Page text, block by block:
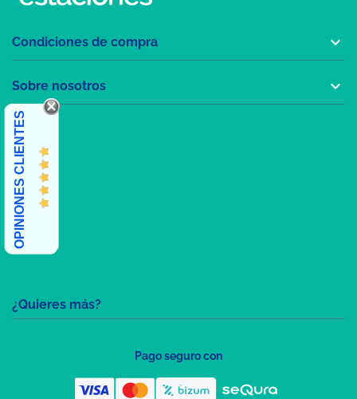
¿Quieres más?
Condiciones de compra 
Sobre nosotros 
OPINIONES CLIENTES
Pago seguro con